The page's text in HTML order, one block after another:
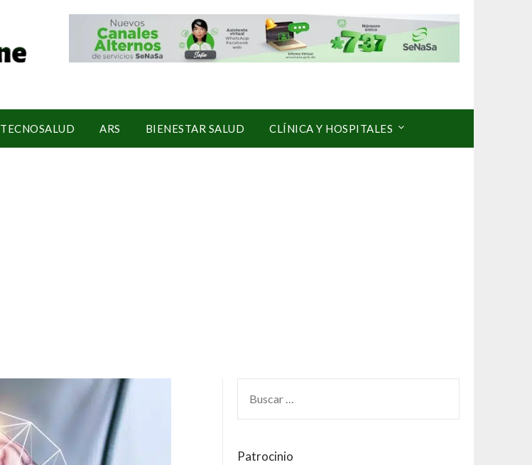
TECNOSALUD ARS BIENESTAR SALUD CLÍNICA Y HOSPITALES
Patrocinio